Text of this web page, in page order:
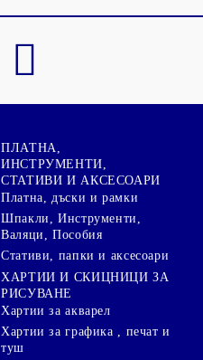
ПЛАТНА,
ИНСТРУМЕНТИ,
СТАТИВИ И АКСЕСОАРИ
Платна, дъски и рамки
Шпакли, Инструменти,
Валяци, Пособия
Стативи, папки и аксесоари
ХАРТИИ И СКИЦНИЦИ ЗА
РИСУВАНЕ
Хартии за акварел
Хартии за графика , печат и
туш